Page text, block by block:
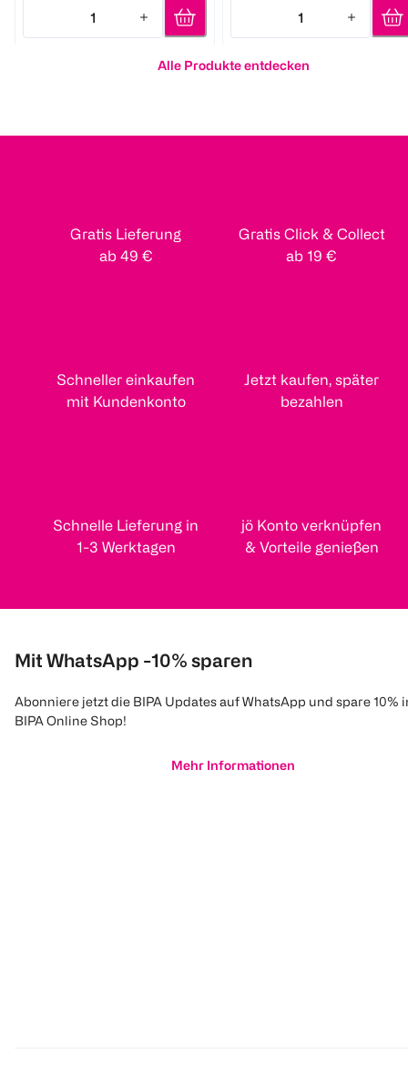
1
Quantity: 1
1
Quantity: 1
Alle Produkte entdecken
Gratis Lieferung
ab 49 €
Gratis Click & Collect
ab 19 €
Schneller einkaufen
mit Kundenkonto
Jetzt kaufen, später
bezahlen
Schnelle Lieferung in
1-3 Werktagen
jö Konto verknüpfen
& Vorteile genießen
Mit WhatsApp -10% sparen
Abonniere jetzt die BIPA Updates auf WhatsApp und spare 10%
BIPA Online Shop!
Mehr Informationen